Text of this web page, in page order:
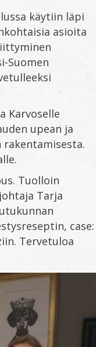
käytiin läpi
asioita
Suomen
Karvoselle
upean ja
Tuolloin
Tarja
case:
Tervetuloa